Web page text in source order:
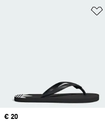
Prix
€ 20